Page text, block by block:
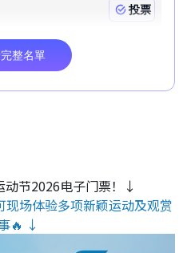
节2026电子门票！↓
场体验多项新颖运动及观赏
🔥 ↓